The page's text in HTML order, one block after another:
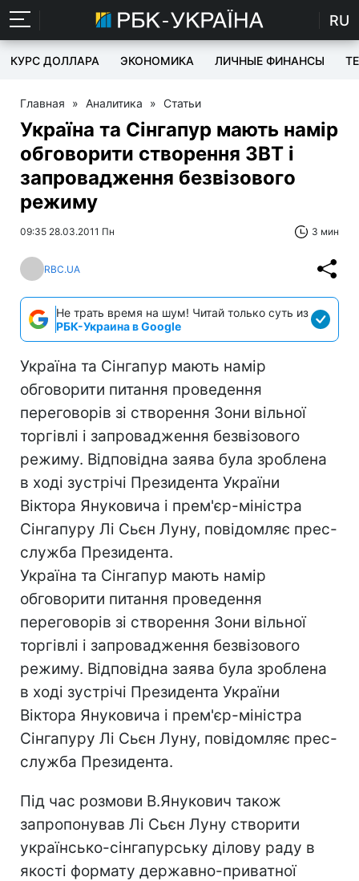
RU
КУРС ДОЛЛАРА ЭКОНОМИКА ЛИЧНЫЕ ФИНАНСЫ
Главная » Аналитика » Статьи
Україна та Сінгапур мають намір
обговорити створення ЗВТ і
запровадження безвізового
режиму
09:35 28.03.2011 Пн 3 мин
RBC.UA
Не трать время на шум! Читай только суть из
РБК-Украина в Google
Україна та Сінгапур мають намір
обговорити питання проведення
переговорів зі створення Зони вільної
торгівлі і запровадження безвізового
режиму. Відповідна заява була зроблена
в ході зустрічі Президента України
Віктора Януковича і прем'єр-міністра
Сінгапуру Лі Сьєн Луну, повідомляє прес-
служба Президента.
Україна та Сінгапур мають намір
обговорити питання проведення
переговорів зі створення Зони вільної
торгівлі і запровадження безвізового
режиму. Відповідна заява була зроблена
в ході зустрічі Президента України
Віктора Януковича і прем'єр-міністра
Сінгапуру Лі Сьєн Луну, повідомляє прес-
служба Президента.
Під час розмови В.Янукович також
запропонував Лі Сьєн Луну створити
українсько-сінгапурську ділову раду в
якості формату державно-приватної